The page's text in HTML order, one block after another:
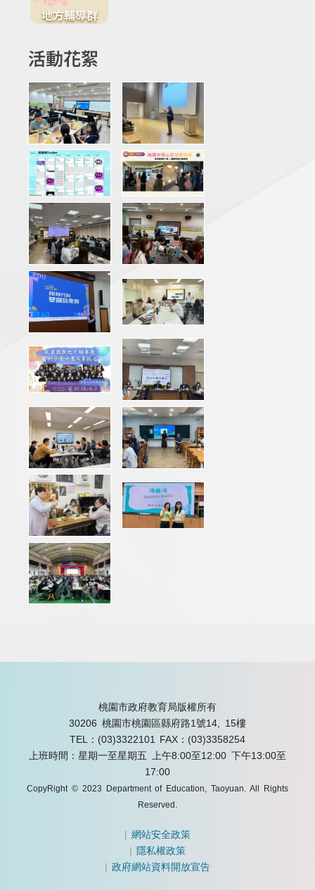
地方輔導群
活動花絮
桃園市政府教育局版權所有
30206 桃園市桃園區縣府路1號14, 15樓
TEL：(03)3322101 FAX：(03)3358254
上班時間：星期一至星期五 上午8:00至12:00 下午13:00至
17:00
CopyRight © 2023 Department of Education, Taoyuan. All Rights
Reserved.
|網站安全政策
| 隱私權政策
|政府網站資料開放宣告